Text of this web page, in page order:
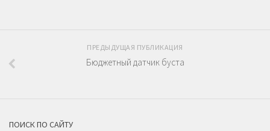
ПРЕДЫДУЩАЯ ПУБЛИКАЦИЯ
Бюджетный датчик буста
ПОИСК ПО САЙТУ